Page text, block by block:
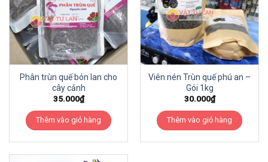
Phân trùn quế bón lan cho
cây cảnh
35.000₫
Thêm vào giỏ hàng
Viên nén Trùn quế phú an –
Gói 1kg
30.000₫
Thêm vào giỏ hàng